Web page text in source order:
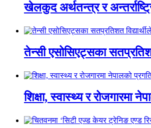
खेलकुद अर्थतन्त्र र
तेन्सी एसोसिएट्सका
शिक्षा, स्वास्थ्य र रोजगारमा